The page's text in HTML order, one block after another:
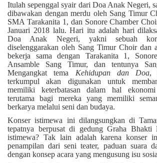
Itulah sepenggal syair dari Doa Anak Negeri,
dibawakan dengan merdu oleh Sang Timur
SMA Tarakanita 1, dan Sonore Chamber
Januari 2018 lalu. Hari itu adalah hari
Doa Anak Negeri, yakni sebuah
diselenggarakan oleh Sang Timur Choir dan
bekerja sama dengan Tarakanita 1,
Ansamble Sang Timur, dan tentunya
Mengangkat tema Kehidupan dan Doa,
terkumpul akan digunakan untuk
memiliki keterbatasan dalam hal
terutama bagi mereka yang memiliki
berkarya melalui seni dan budaya.
Konser istimewa ini dilangsungkan di
tepatnya berpusat di gedung Graha Bhakti
istimewa? Tak lain adalah karena konser
penampilan dari seni teater, paduan suara
dengan konsep acara yang mengusung isu